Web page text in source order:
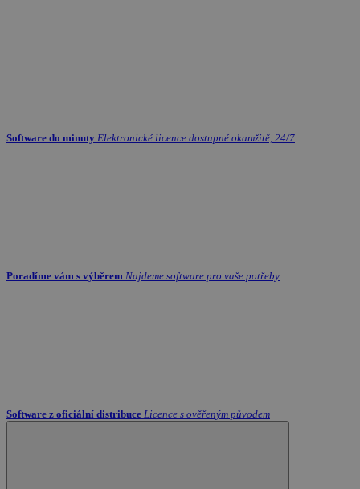
Software do minuty Elektronické licence dostupné okamžitě, 24/7
Poradíme vám s výběrem Najdeme software pro vaše potřeby
Software z oficiální distribuce Licence s ověřeným původem